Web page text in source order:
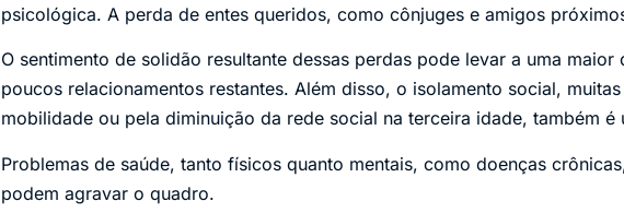
psicológica. A perda de entes queridos, como cônjuges e amigos
O sentimento de solidão resultante dessas perdas pode levar a uma
poucos relacionamentos restantes. Além disso, o isolamento social,
mobilidade ou pela diminuição da rede social na terceira idade, também é
Problemas de saúde, tanto físicos quanto mentais, como doenças
podem agravar o quadro.